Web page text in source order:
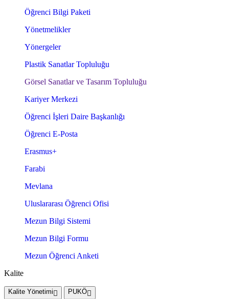
Öğrenci Bilgi Paketi
Yönetmelikler
Yönergeler
Plastik Sanatlar Topluluğu
Görsel Sanatlar ve Tasarım Topluluğu
Kariyer Merkezi
Öğrenci İşleri Daire Başkanlığı
Öğrenci E-Posta
Erasmus+
Farabi
Mevlana
Uluslararası Öğrenci Ofisi
Mezun Bilgi Sistemi
Mezun Bilgi Formu
Mezun Öğrenci Anketi
Kalite
Kalite Yönetimi PUKÖ